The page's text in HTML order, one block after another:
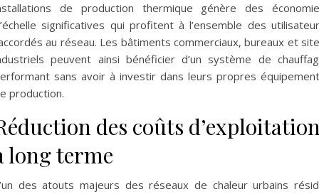
de production thermique génère des
significatives qui profitent à l’ensemble des
au réseau. Les bâtiments commerciaux, bureaux et
peuvent ainsi bénéficier d’un système de
sans avoir à investir dans leurs propres
production.
des coûts
long terme
des atouts majeurs des réseaux de chaleur urbains